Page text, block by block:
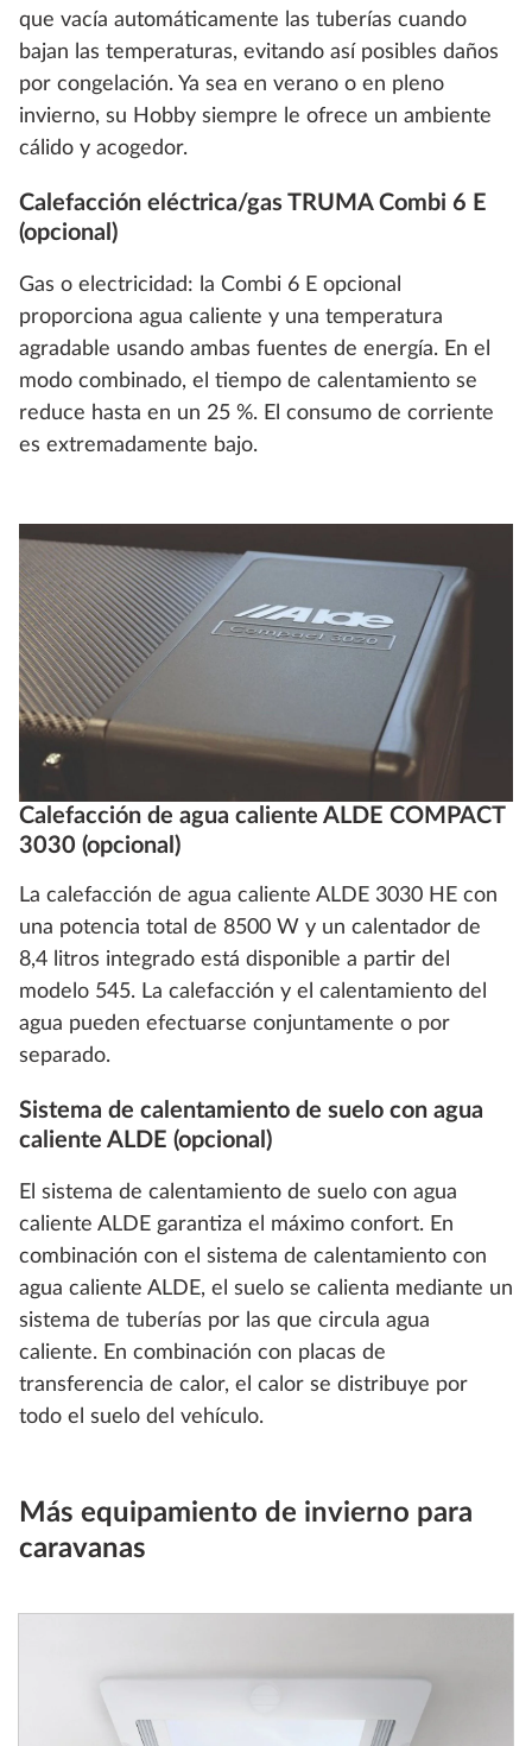
que vacía automáticamente las tuberías cuando
bajan las temperaturas, evitando así posibles daños
por congelación. Ya sea en verano o en pleno
invierno, su Hobby siempre le ofrece un ambiente
cálido y acogedor.
Calefacción eléctrica/gas TRUMA Combi 6 E
(opcional)
Gas o electricidad: la Combi 6 E opcional
proporciona agua caliente y una temperatura
agradable usando ambas fuentes de energía. En el
modo combinado, el tiempo de calentamiento se
reduce hasta en un 25 %. El consumo de corriente
es extremadamente bajo.
Calefacción de agua caliente ALDE COMPACT
3030 (opcional)
La calefacción de agua caliente ALDE 3030 HE con
una potencia total de 8500 W y un calentador de
8,4 litros integrado está disponible a partir del
modelo 545. La calefacción y el calentamiento del
agua pueden efectuarse conjuntamente o por
separado.
Sistema de calentamiento de suelo con agua
caliente ALDE (opcional)
El sistema de calentamiento de suelo con agua
caliente ALDE garantiza el máximo confort. En
combinación con el sistema de calentamiento con
agua caliente ALDE, el suelo se calienta mediante un
sistema de tuberías por las que circula agua
caliente. En combinación con placas de
transferencia de calor, el calor se distribuye por
todo el suelo del vehículo.
Más equipamiento de invierno para
caravanas